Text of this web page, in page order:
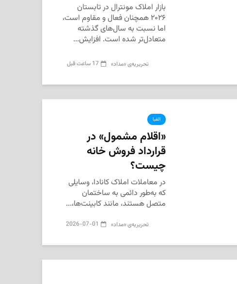
بازار املاک مونترال در تابستان
۲۰۲۶ همچنان فعال و مقاوم است،
اما نسبت به سال‌های گذشته
متعادل‌تر شده است. افزایش...
تحریریه‌ی «مداد» 17 ساعت قبل
الفبا
«اقلام مشمول» در
قرارداد فروش خانه
چیست؟
در معاملات املاک کانادا، وسایلی
که به‌طور دائمی به ساختمان
متصل هستند، مانند کابینت‌ها،...
تحریریه‌ی «مداد» 2026-07-01